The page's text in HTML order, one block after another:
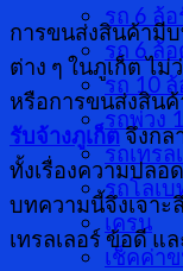
รถ 6 ล้
รถ 6 ล้
รถ 10
รถพ่วง
รถเทรล
รถโลเบ
เครน
เช็คค่า
การขนส่งสินค้ามี
ต่าง ๆ ในภูเก็ต ไม่
หรือการขนส่งสิน
รับจ้างภูเก็ตจึงกล
ทั้งเรื่องความปลอ
บทความนี้จึงเจาะ
เทรลเลอร์ ข้อดี แ